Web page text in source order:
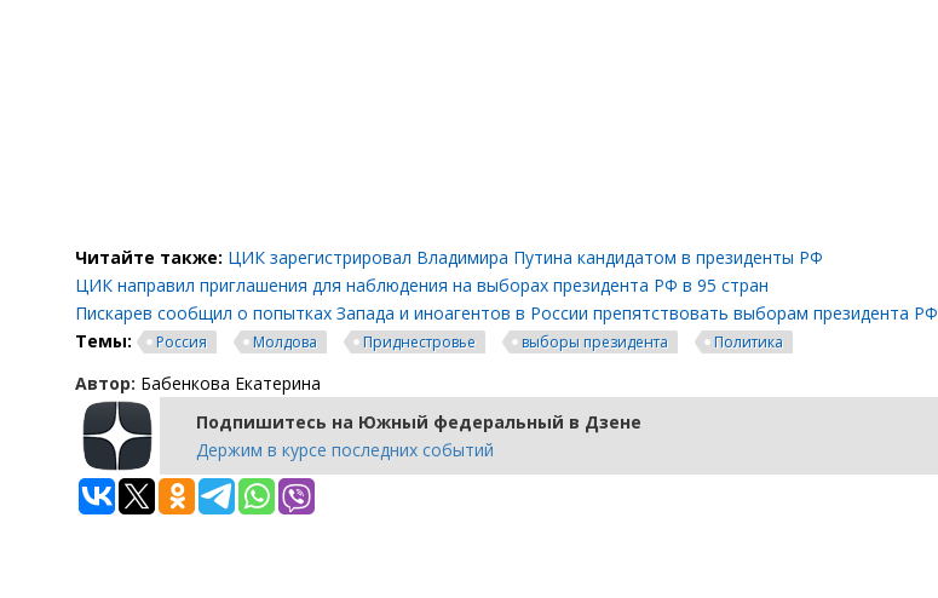
Читайте также: ЦИК зарегистрировал Владимира Путина кандидатом в президенты РФ
ЦИК направил приглашения для наблюдения на выборах президента РФ в 95 стран
Пискарев сообщил о попытках Запада и иноагентов в России препятствовать выборам президента РФ
Темы:
Россия Молдова Приднестровье выборы президента Политика
Автор: Бабенкова Екатерина
Подпишитесь на Южный федеральный в Дзене
Держим в курсе последних событий